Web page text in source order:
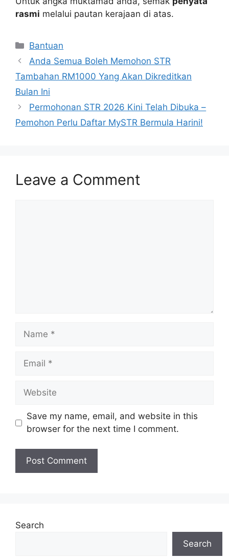
rasmi melalui pautan kerajaan di atas.
Categories
Bantuan
Anda Semua Boleh Memohon STR
Tambahan RM1000 Yang Akan Dikreditkan
Bulan Ini
Permohonan STR 2026 Kini Telah Dibuka –
Pemohon Perlu Daftar MySTR Bermula Harini!
Leave a Comment
Name
Email
Website
Save my name, email, and website in this
browser for the next time I comment.
Search
Search